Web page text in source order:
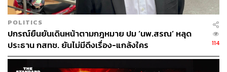
POLITICS
ปกรณ์ยืนยันเดินหน้าตามกฎหมาย ปม ‘นพ.สรณ’ หลุด
ประธาน กสทช. ยันไม่มีดึงเรื่อง-แกล้งใคร
114